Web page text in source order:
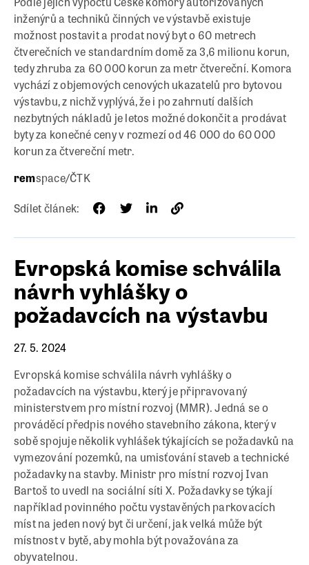
inženýrů a techniků činných ve výstavbě existuje
možnost postavit a prodat nový byt o 60 metrech
čtverečních ve standardním domě za 3,6 milionu korun,
tedy zhruba za 60 000 korun za metr čtvereční. Komora
vychází z objemových cenových ukazatelů pro bytovou
výstavbu, z nichž vyplývá, že i po zahrnutí dalších
nezbytných nákladů je letos možné dokončit a prodávat
byty za konečné ceny v rozmezí od 46 000 do 60 000
korun za čtvereční metr.
remspace/ČTK
Sdílet článek:
Evropská komise schválila
návrh vyhlášky o
požadavcích na výstavbu
27. 5. 2024
Evropská komise schválila návrh vyhlášky o
požadavcích na výstavbu, který je připravovaný
ministerstvem pro místní rozvoj (MMR). Jedná se o
prováděcí předpis nového stavebního zákona, který v
sobě spojuje několik vyhlášek týkajících se požadavků na
vymezování pozemků, na umisťování staveb a technické
požadavky na stavby. Ministr pro místní rozvoj Ivan
Bartoš to uvedl na sociální síti X. Požadavky se týkají
například povinného počtu vystavěných parkovacích
míst na jeden nový byt či určení, jak velká může být
místnost v bytě, aby mohla být považována za
obyvatelnou.